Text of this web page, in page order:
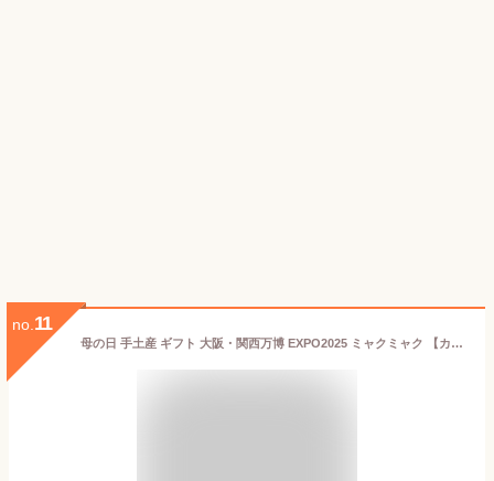
no. 11
母の日 手土産 ギフト 大阪・関西万博 EXPO2025 ミャクミャク 【カモノハシのイコちゃん】カスタードプリン